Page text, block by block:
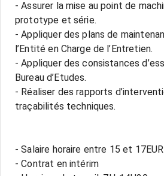
- Assurer la mise au point de
prototype et série.
- Appliquer des plans de
l’Entité en Charge de l’Entretien.
- Appliquer des consistances
Bureau d’Etudes.
- Réaliser des rapports
traçabilités techniques.
- Salaire horaire entre 15 et
- Contrat en intérim